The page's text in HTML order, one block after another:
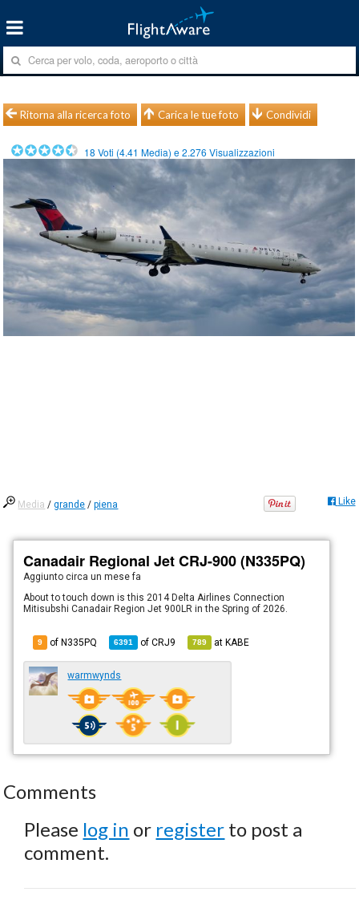
Ritorna alla ricerca foto Carica le tue foto Condividi
18 Voti (4.41 Media) e2.276 Visualizzazioni
Media /grande /piena Like
Canadair Regional Jet CRJ-900 (N335PQ)
Aggiunto circa un mese fa
About to touch down is this 2014 Delta Airlines Connection
Mitisubshi Canadair Region Jet 900LR in the Spring of 2026.
9 of N335PQ 6391 ofCRJ9 789 atKABE
warmwynds
Comments
Please log in or register to post a
comment.